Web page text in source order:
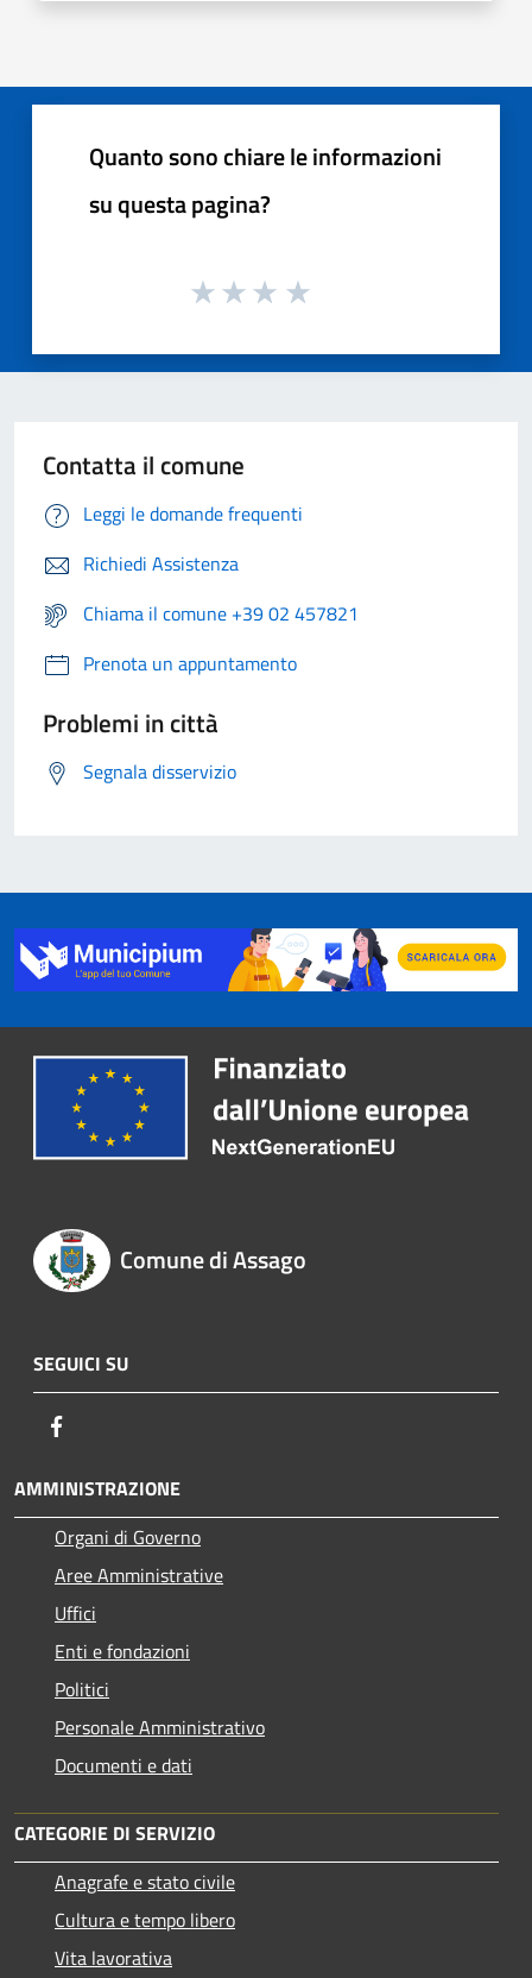
Quanto sono chiare le informazioni
su questa pagina?
Contatta il comune
Leggi le domande frequenti
Richiedi Assistenza
Chiama il comune +39 02 457821
Prenota un appuntamento
Problemi in città
Segnala disservizio
Comune di Assago
SEGUICI SU
AMMINISTRAZIONE
Organi di Governo
Aree Amministrative
Uffici
Enti e fondazioni
Politici
Personale Amministrativo
Documenti e dati
CATEGORIE DI SERVIZIO
Anagrafe e stato civile
Cultura e tempo libero
Vita lavorativa